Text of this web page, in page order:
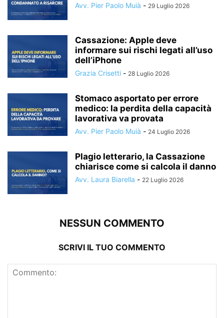
Avv. Pier Paolo Muià - 29 Luglio 2026
Cassazione: Apple deve
informare sui rischi legati all’uso
dell’iPhone
Grazia Crisetti - 28 Luglio 2026
Stomaco asportato per errore
medico: la perdita della capacità
lavorativa va provata
Avv. Pier Paolo Muià - 24 Luglio 2026
Plagio letterario, la Cassazione
chiarisce come si calcola il danno
Avv. Laura Biarella - 22 Luglio 2026
NESSUN COMMENTO
SCRIVI IL TUO COMMENTO